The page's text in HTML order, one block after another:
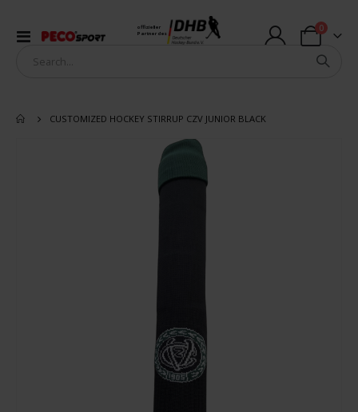
Navigation
offizieller
Partner des
Warenkorb
0Artikel
CUSTOMIZED HOCKEY STIRRUP CZV JUNIOR BLACK